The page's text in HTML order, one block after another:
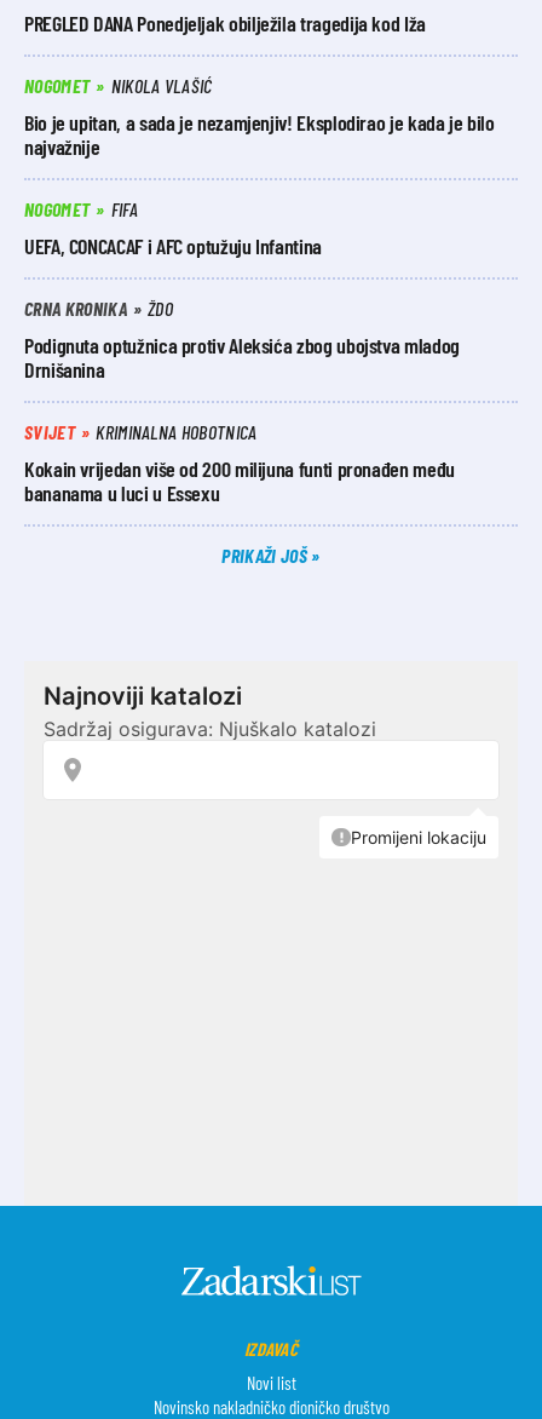
PREGLED DANA Ponedjeljak obilježila tragedija kod Iža
NOGOMET NIKOLA VLAŠIĆ
Bio je upitan, a sada je nezamjenjiv! Eksplodirao je kada je bilo
najvažnije
NOGOMET FIFA
UEFA, CONCACAF i AFC optužuju Infantina
CRNA KRONIKA ŽDO
Podignuta optužnica protiv Aleksića zbog ubojstva mladog
Drnišanina
SVIJET KRIMINALNA HOBOTNICA
Kokain vrijedan više od 200 milijuna funti pronađen među
bananama u luci u Essexu
PRIKAŽI JOŠ
IZDAVAČ
Novi list
Novinsko nakladničko dioničko društvo